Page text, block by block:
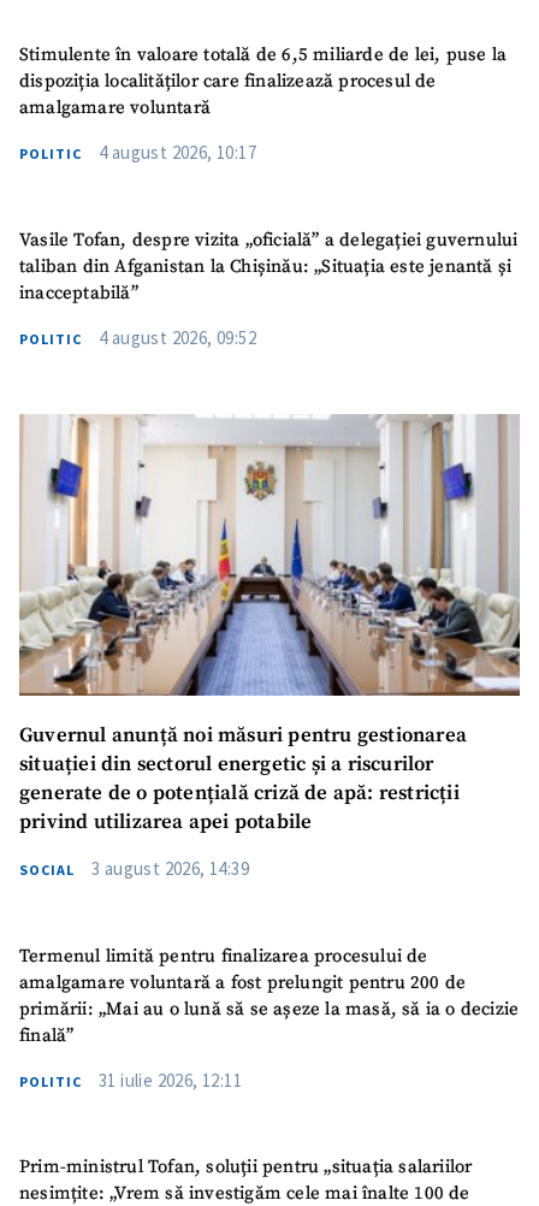
Stimulente în valoare totală de 6,5 miliarde de lei, puse la
dispoziția localităților care finalizează procesul de
amalgamare voluntară
POLITIC 4 august 2026, 10:17
Vasile Tofan, despre vizita „oficială” a delegației guvernului
taliban din Afganistan la Chișinău: „Situația este jenantă și
inacceptabilă”
POLITIC 4 august 2026, 09:52
Guvernul anunță noi măsuri pentru gestionarea
situației din sectorul energetic și a riscurilor
generate de o potențială criză de apă: restricții
privind utilizarea apei potabile
SOCIAL 3 august 2026, 14:39
Termenul limită pentru finalizarea procesului de
amalgamare voluntară a fost prelungit pentru 200 de
primării: „Mai au o lună să se așeze la masă, să ia o decizie
finală”
POLITIC 31 iulie 2026, 12:11
Prim-ministrul Tofan, soluții pentru „situația salariilor
nesimțite: „Vrem să investigăm cele mai înalte 100 de